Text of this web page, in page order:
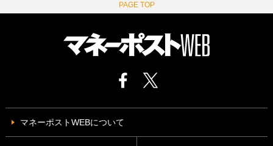
PAGE TOP
マネーポストWEBについて